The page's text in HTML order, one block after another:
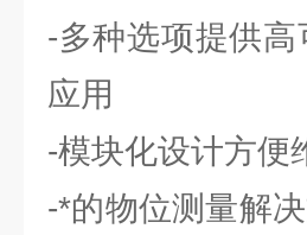
-多种选项提供
应用
-模块化设计方便
-*的物位测量解